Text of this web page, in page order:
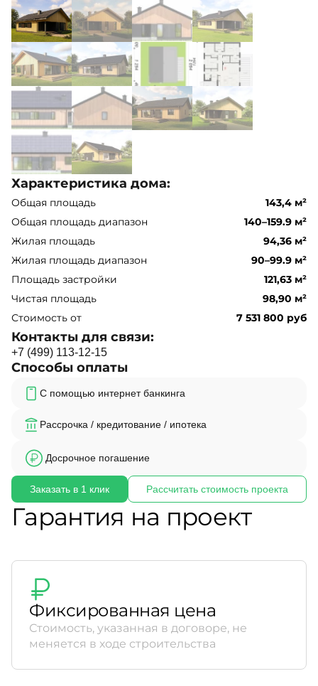
Характеристика дома:
Общая площадь
143,4 м²
Общая площадь диапазон
140–159.9 м²
Жилая площадь
94,36 м²
Жилая площадь диапазон
90–99.9 м²
Площадь застройки
121,63 м²
Чистая площадь
98,90 м²
Стоимость от
7 531 800 руб
Контакты для связи:
+7 (499) 113-12-15
Способы оплаты
С помощью интернет банкинга
Рассрочка / кредитование / ипотека
Досрочное погашение
Заказать в 1 клик Рассчитать стоимость проекта
Гарантия на проект
Фиксированная цена
Стоимость, указанная в договоре, не
меняется в ходе строительства